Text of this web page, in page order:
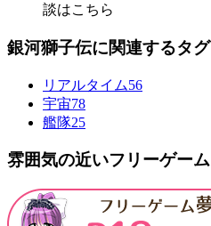
談はこちら
銀河獅子伝に関連するタグ
リアルタイム56
宇宙78
艦隊25
雰囲気の近いフリーゲーム